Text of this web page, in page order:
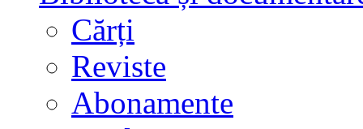
Cărți
Reviste
Abonamente